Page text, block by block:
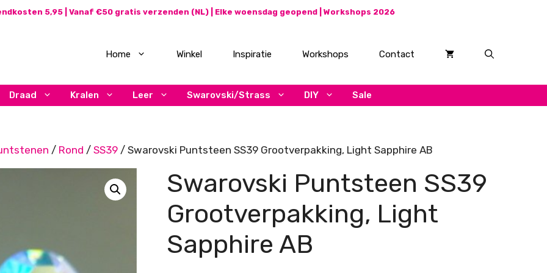
5,95 | Vanaf €50 gratis verzenden (NL) | Elke woensdag geopend | Workshops 2026
Home Winkel Inspiratie Workshops Contact
Draad Kralen Leer Swarovski/Strass DIY Sale
/ Rond / SS39 / Swarovski Puntsteen SS39 Grootverpakking, Light Sapphire AB
Swarovski Puntsteen SS39
Grootverpakking, Light
Sapphire AB